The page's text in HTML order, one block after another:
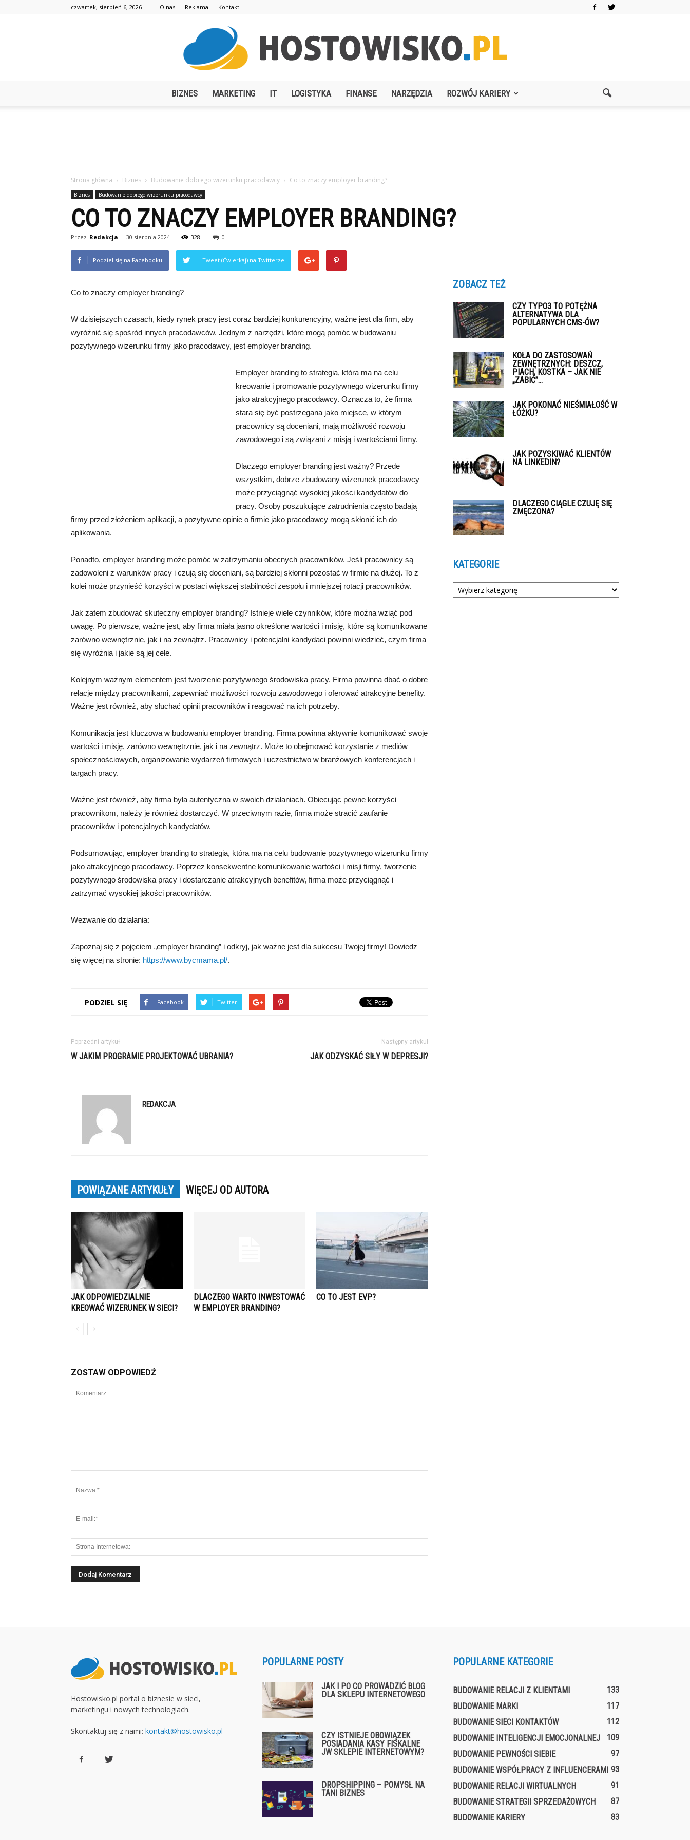
czwartek, sierpień 6, 2026 O nas Reklama Kontakt
BIZNES MARKETING IT LOGISTYKA FINANSE NARZĘDZIA ROZWÓJ KARIERY
Strona główna Biznes Budowanie dobrego wizerunku pracodawcy Co to znaczy employer branding?
Biznes Budowanie dobrego wizerunku pracodawcy
CO TO ZNACZY EMPLOYER BRANDING?
Przez Redakcja - 30 sierpnia 2024 328 0
Podziel się na Facebooku Tweet (Ćwierkaj) na Twitterze
Co to znaczy employer branding?
W dzisiejszych czasach, kiedy rynek pracy jest coraz bardziej konkurencyjny, ważne jest dla firm, aby
wyróżnić się spośród innych pracodawców. Jednym z narzędzi, które mogą pomóc w budowaniu
pozytywnego wizerunku firmy jako pracodawcy, jest employer branding.
Employer branding to strategia, która ma na celu
kreowanie i promowanie pozytywnego wizerunku firmy
jako atrakcyjnego pracodawcy. Oznacza to, że firma
stara się być postrzegana jako miejsce, w którym
pracownicy są doceniani, mają możliwość rozwoju
zawodowego i są związani z misją i wartościami firmy.
Dlaczego employer branding jest ważny? Przede
wszystkim, dobrze zbudowany wizerunek pracodawcy
może przyciągnąć wysokiej jakości kandydatów do
pracy. Osoby poszukujące zatrudnienia często badają
firmy przed złożeniem aplikacji, a pozytywne opinie o firmie jako pracodawcy mogą skłonić ich do
aplikowania.
Ponadto, employer branding może pomóc w zatrzymaniu obecnych pracowników. Jeśli pracownicy są
zadowoleni z warunków pracy i czują się doceniani, są bardziej skłonni pozostać w firmie na dłużej. To z
kolei może przynieść korzyści w postaci większej stabilności zespołu i mniejszej rotacji pracowników.
Jak zatem zbudować skuteczny employer branding? Istnieje wiele czynników, które można wziąć pod
uwagę. Po pierwsze, ważne jest, aby firma miała jasno określone wartości i misję, które są komunikowane
zarówno wewnętrznie, jak i na zewnątrz. Pracownicy i potencjalni kandydaci powinni wiedzieć, czym firma
się wyróżnia i jakie są jej cele.
Kolejnym ważnym elementem jest tworzenie pozytywnego środowiska pracy. Firma powinna dbać o dobre
relacje między pracownikami, zapewniać możliwości rozwoju zawodowego i oferować atrakcyjne benefity.
Ważne jest również, aby słuchać opinii pracowników i reagować na ich potrzeby.
Komunikacja jest kluczowa w budowaniu employer branding. Firma powinna aktywnie komunikować swoje
wartości i misję, zarówno wewnętrznie, jak i na zewnątrz. Może to obejmować korzystanie z mediów
społecznościowych, organizowanie wydarzeń firmowych i uczestnictwo w branżowych konferencjach i
targach pracy.
Ważne jest również, aby firma była autentyczna w swoich działaniach. Obiecując pewne korzyści
pracownikom, należy je również dostarczyć. W przeciwnym razie, firma może stracić zaufanie
pracowników i potencjalnych kandydatów.
Podsumowując, employer branding to strategia, która ma na celu budowanie pozytywnego wizerunku firmy
jako atrakcyjnego pracodawcy. Poprzez konsekwentne komunikowanie wartości i misji firmy, tworzenie
pozytywnego środowiska pracy i dostarczanie atrakcyjnych benefitów, firma może przyciągnąć i
zatrzymać wysokiej jakości pracowników.
Wezwanie do działania:
Zapoznaj się z pojęciem „employer branding” i odkryj, jak ważne jest dla sukcesu Twojej firmy! Dowiedz
się więcej na stronie: https://www.bycmama.pl/.
PODZIEL SIĘ Facebook Twitter
Poprzedni artykuł
W JAKIM PROGRAMIE PROJEKTOWAĆ UBRANIA?
Następny artykuł
JAK ODZYSKAĆ SIŁY W DEPRESJI?
REDAKCJA
POWIĄZANE ARTYKUŁY WIĘCEJ OD AUTORA
JAK ODPOWIEDZIALNIE
KREOWAĆ WIZERUNEK W SIECI?
DLACZEGO WARTO INWESTOWAĆ
W EMPLOYER BRANDING?
CO TO JEST EVP?
ZOSTAW ODPOWIEDŹ
ZOBACZ TEŻ
CZY TYPO3 TO POTĘŻNA
ALTERNATYWA DLA
POPULARNYCH CMS-ÓW?
KOŁA DO ZASTOSOWAŃ
ZEWNĘTRZNYCH: DESZCZ,
PIACH, KOSTKA – JAK NIE
„ZABIĆ”...
JAK POKONAĆ NIEŚMIAŁOŚĆ W
ŁÓŻKU?
JAK POZYSKIWAĆ KLIENTÓW
NA LINKEDIN?
DLACZEGO CIĄGLE CZUJĘ SIĘ
ZMĘCZONA?
KATEGORIE
Kategorie
Hostowisko.pl portal o biznesie w sieci,
marketingu i nowych technologiach.
Skontaktuj się z nami: kontakt@hostowisko.pl
POPULARNE POSTY
JAK I PO CO PROWADZIĆ BLOG
DLA SKLEPU INTERNETOWEGO
CZY ISTNIEJE OBOWIĄZEK
POSIADANIA KASY FISKALNE
JW SKLEPIE INTERNETOWYM?
DROPSHIPPING – POMYSŁ NA
TANI BIZNES
POPULARNE KATEGORIE
BUDOWANIE RELACJI Z KLIENTAMI
133
BUDOWANIE MARKI
117
BUDOWANIE SIECI KONTAKTÓW
112
BUDOWANIE INTELIGENCJI EMOCJONALNEJ
109
BUDOWANIE PEWNOŚCI SIEBIE
97
BUDOWANIE WSPÓŁPRACY Z INFLUENCERAMI 93
BUDOWANIE RELACJI WIRTUALNYCH
91
BUDOWANIE STRATEGII SPRZEDAŻOWYCH
87
BUDOWANIE KARIERY
83